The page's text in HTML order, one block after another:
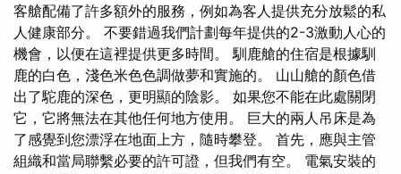
客艙配備了許多額外的服務，例如為客人提供充分放鬆的私
人健康部分。 不要錯過我們計劃每年提供的2-3激動人心的
機會，以便在這裡提供更多時間。 馴鹿艙的住宿是根據馴
鹿的白色，淺色米色色調做夢和實施的。 山山艙的顏色借
出了駝鹿的深色，更明顯的陰影。 如果您不能在此處關閉
它，它將無法在其他任何地方使用。 巨大的兩人吊床是為
了感覺到您漂浮在地面上方，隨時攀登。 首先，應與主管
組織和當局聯繫必要的許可證，但我們有空。 電氣安裝的